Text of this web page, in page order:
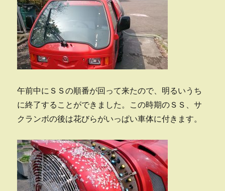
午前中にＳＳの順番が回って来たので、明るいうち
に終了することができました。この時期のＳＳ、サ
クランボの後は花びらがいっぱい車体に付きます。